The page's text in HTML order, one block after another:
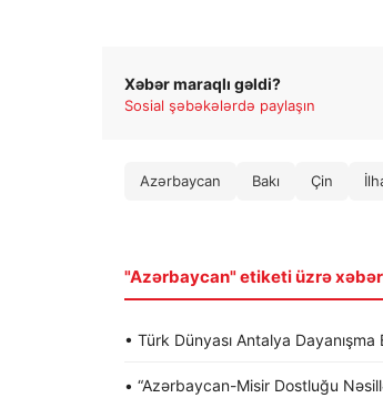
Xəbər maraqlı gəldi?
Sosial şəbəkələrdə paylaşın
Azərbaycan Bakı Çin
"Azərbaycan" etiketi üzrə
• Türk Dünyası Antalya Dayanışma
• “Azərbaycan-Misir Dostluğu